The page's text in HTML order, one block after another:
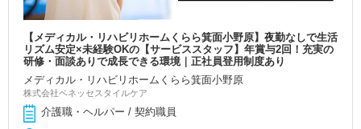
【メディカル・リハビリホームくらら箕面小野原】夜勤なしで生活
リズム安定×未経験OKの【サービススタッフ】年賞与2回！充実の
研修・面談ありで成長できる環境｜正社員登用制度あり
メディカル・リハビリホームくらら箕面小野原
株式会社ベネッセスタイルケア
介護職・ヘルパー / 契約職員